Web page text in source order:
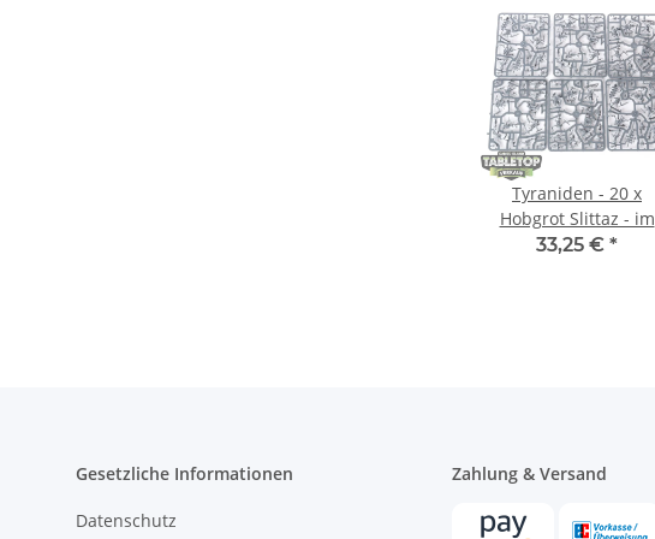
Tyraniden - 20 x
Hobgrot Slittaz - im
Gussrahmen
33,25 € *
Gesetzliche Informationen
Datenschutz
Zahlung & Versand